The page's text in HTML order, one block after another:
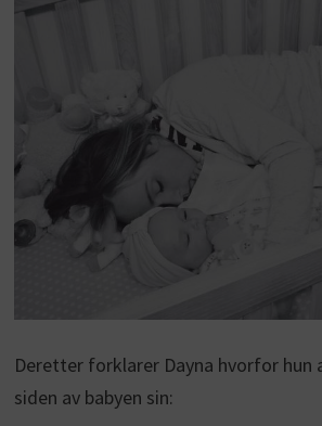
Deretter forklarer Dayna hvorfor hun
siden av babyen sin: